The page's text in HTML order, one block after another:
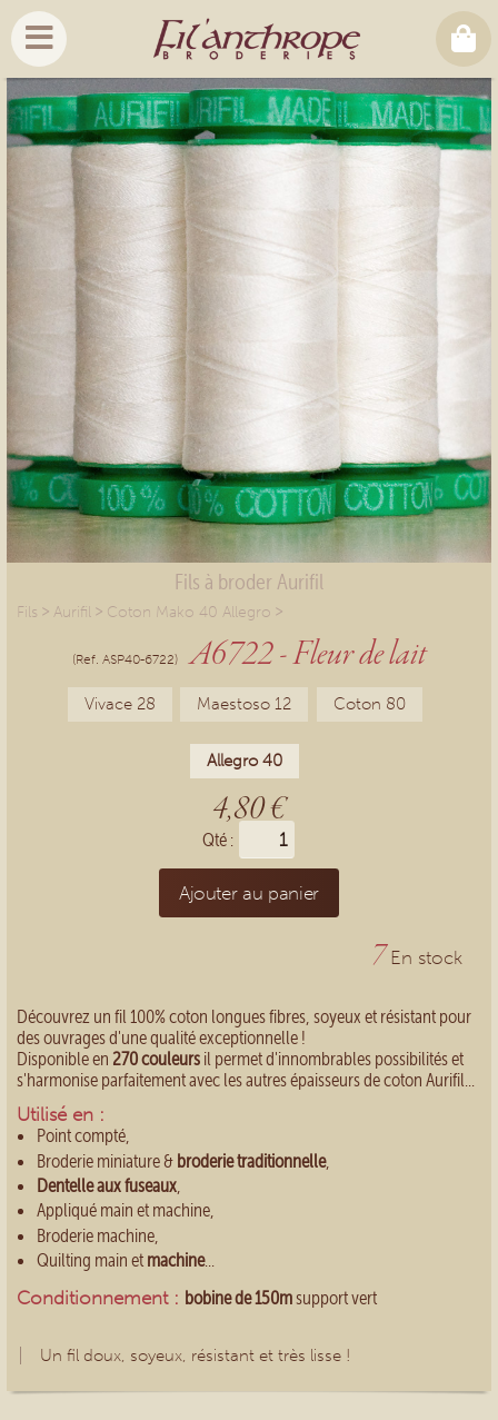
Fils à broder Aurifil
Fils > Aurifil > Coton Mako 40 Allegro >
(Ref. ASP40-6722) A6722 - Fleur de lait
Vivace 28 Maestoso 12 Coton 80
Allegro 40
Découvrez un fil 100% coton longues fibres, soyeux et résistant pour
des ouvrages d'une qualité exceptionnelle !
Disponible en 270 couleursil permet d'innombrables possibilités et
s'harmonise parfaitement avec les autres épaisseurs de coton Aurifil...
Utilisé en :
Point compté,
Broderie miniature & broderie traditionnelle,
Dentelle aux fuseaux,
Appliqué main et machine,
Broderie machine,
Quilting main et machine...
Conditionnement : bobine de 150msupport vert
4,80 €
Qté :
Ajouter au panier
Un fil doux, soyeux, résistant et très lisse !
7En stock